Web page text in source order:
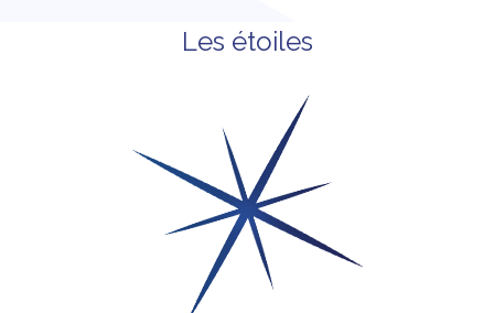
Les étoiles